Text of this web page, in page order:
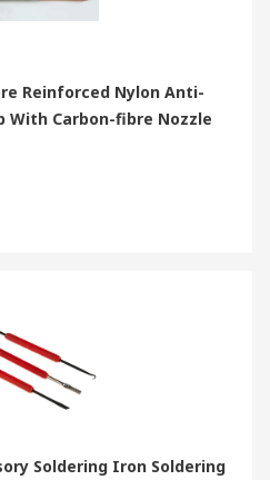
Reinforced Nylon Anti-
With Carbon-fibre Nozzle
Soldering Iron Soldering